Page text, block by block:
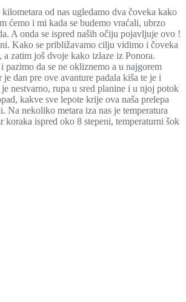
od nas ugledamo dva čoveka kako
ćemo i mi kada se budemo vraćali, ubrzo
A onda se ispred naših očiju pojavljuje ovo !
Kako se približavamo cilju vidimo i čoveka
zatim još dvoje kako izlaze iz Ponora.
pazimo da se ne okliznemo a u najgorem
dan pre ove avanture padala kiša te je i
nestvarno, rupa u sred planine i u njoj potok
kakve sve lepote krije ova naša prelepa
Na nekoliko metara iza nas je temperatura
koraka ispred oko 8 stepeni, temperaturni šok